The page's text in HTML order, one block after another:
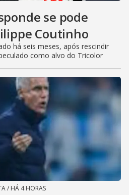
se pode
Coutinho
há seis meses, após rescindir
como alvo do Tricolor
/ HÁ 4 HORAS